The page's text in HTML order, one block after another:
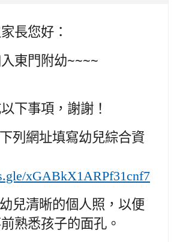
長您好：
東門附幼~~~~
下事項，謝謝！
列網址填寫幼兒綜合資
xGABkX1ARPf31cnf7
兒清晰的個人照，以便
熟悉孩子的面孔。